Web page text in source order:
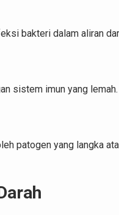
bakteri dalam aliran
sistem imun yang lemah.
patogen yang langka